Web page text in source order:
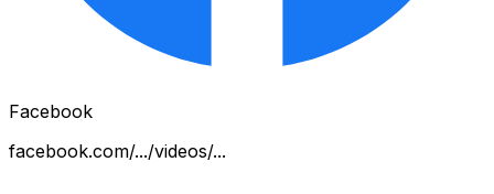
Facebook
facebook.com/.../videos/...